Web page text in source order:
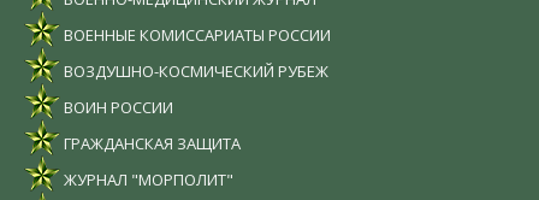
ВОЕННЫЕ КОМИССАРИАТЫ РОССИИ
ВОЗДУШНО-КОСМИЧЕСКИЙ РУБЕЖ
ВОИН РОССИИ
ГРАЖДАНСКАЯ ЗАЩИТА
ЖУРНАЛ "МОРПОЛИТ"